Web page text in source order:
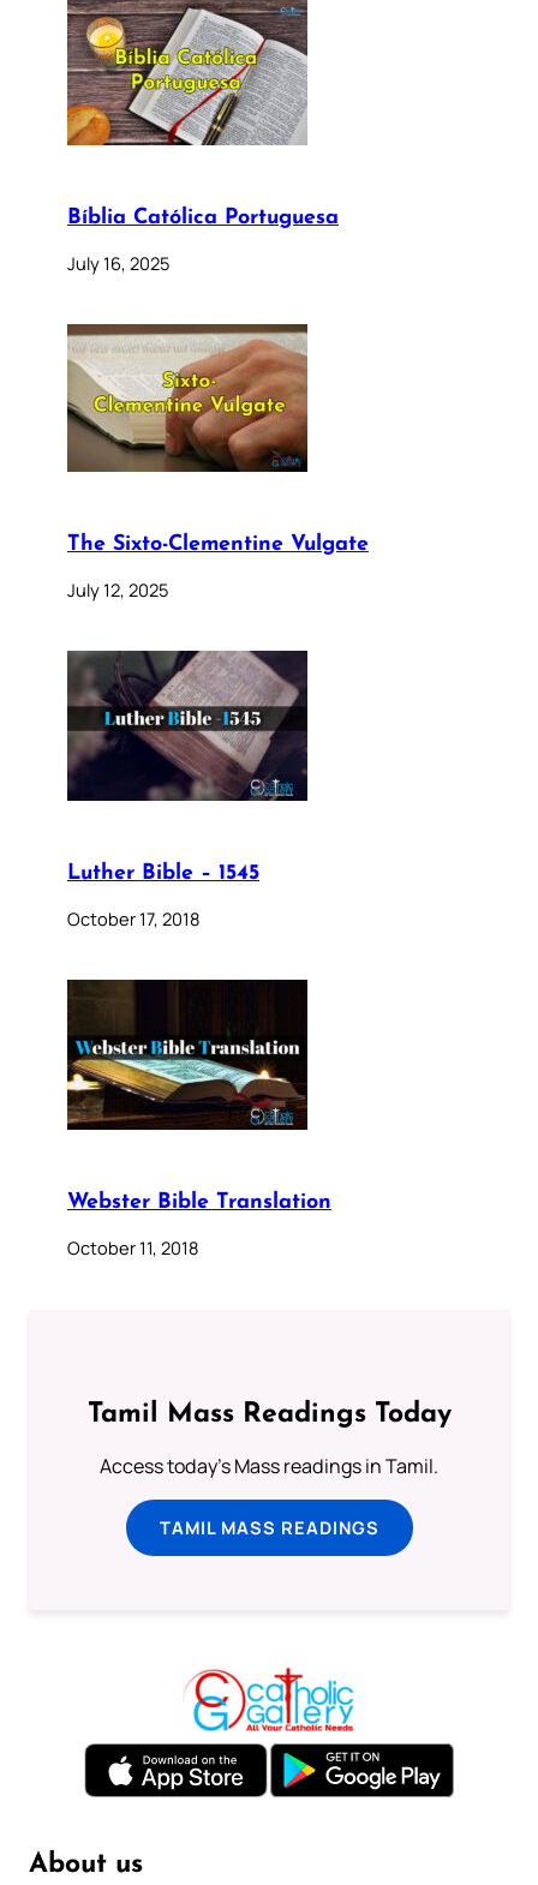
Bíblia Católica Portuguesa
July 16, 2025
The Sixto-Clementine Vulgate
July 12, 2025
Luther Bible – 1545
October 17, 2018
Webster Bible Translation
October 11, 2018
Tamil Mass Readings Today
Access today's Mass readings in Tamil.
TAMIL MASS READINGS
About us